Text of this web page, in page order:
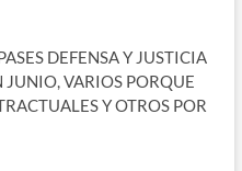
DEFENSA Y JUSTICIA
VARIOS PORQUE
Y OTROS POR